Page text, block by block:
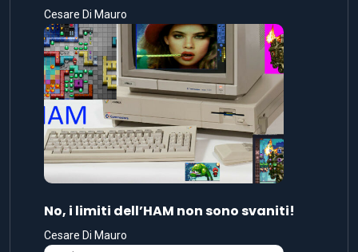
Cesare Di Mauro
No, i limiti dell’HAM non sono svaniti!
Cesare Di Mauro